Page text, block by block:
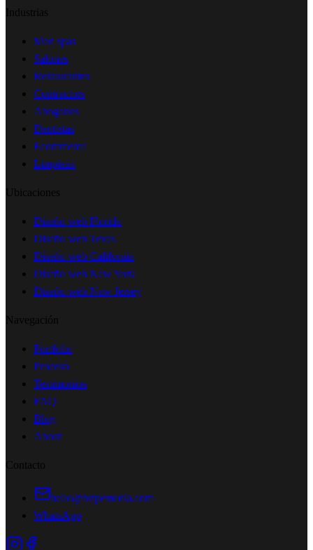
Industrias
Med spas
Salones
Restaurantes
Contractors
Abogados
Dentistas
Ecommerce
Limpieza
Ubicaciones
Diseño web Florida
Diseño web Texas
Diseño web California
Diseño web New York
Diseño web New Jersey
Navegación
Portfolio
Proceso
Testimonios
FAQ
Blog
About
Contacto
hello@bripemedia.com
WhatsApp